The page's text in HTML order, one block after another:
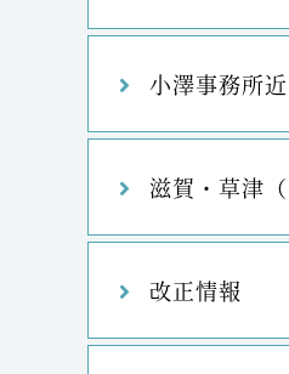
小澤事務所
滋賀・草津
改正情報